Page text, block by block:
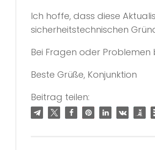
Ich hoffe, dass diese
sicherheitstechnischen
Bei Fragen oder
Beste Grüße, Konjunktion
Beitrag teilen: